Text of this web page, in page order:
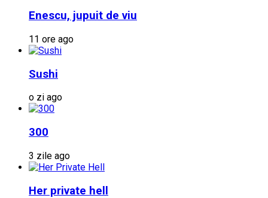
Enescu, jupuit de viu
11 ore ago
Sushi
o zi ago
300
3 zile ago
Her private hell